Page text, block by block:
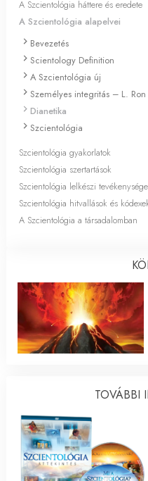
A Szcientológia háttere és eredete
A Szcientológia alapelvei
Bevezetés
Scientology Definition
A Szcientológia új
Személyes integritás – L.
Dianetika
Szcientológia
Szcientológia gyakorlatok
Szcientológia szertartások
Szcientológia lelkészi
Szcientológia hitvallások és
A Szcientológia a társadalomban
TOVÁBBI